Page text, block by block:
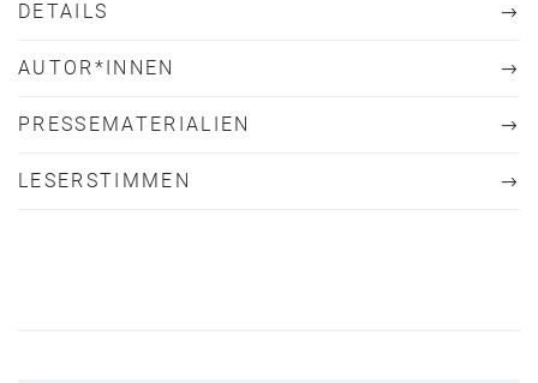
DETAILS
AUTOR*INNEN
PRESSEMATERIALIEN
LESERSTIMMEN